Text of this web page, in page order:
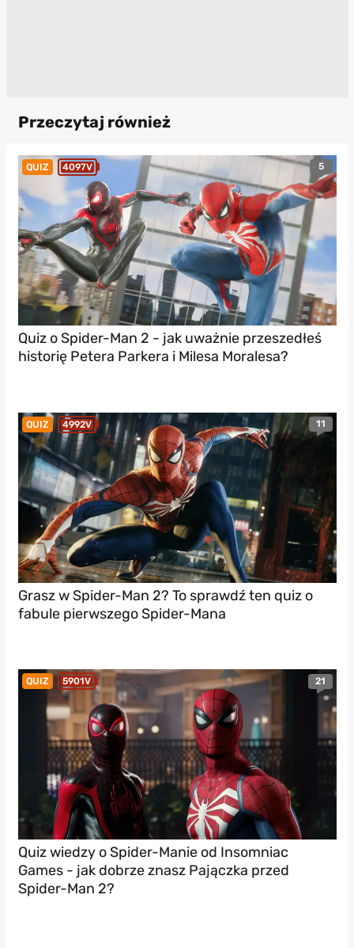
Przeczytaj również
QUIZ 4097V 5
Quiz o Spider-Man 2 - jak uważnie przeszedłeś
historię Petera Parkera i Milesa Moralesa?
QUIZ 4992V 11
Grasz w Spider-Man 2? To sprawdź ten quiz o
fabule pierwszego Spider-Mana
QUIZ 5901V 21
Quiz wiedzy o Spider-Manie od Insomniac
Games - jak dobrze znasz Pajączka przed
Spider-Man 2?